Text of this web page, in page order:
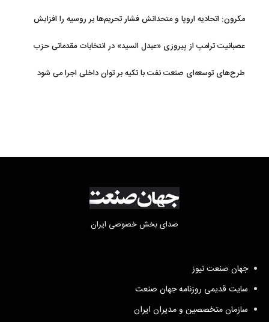
مکرون: اتحادیه اروپا و متحدانش فشار تحریم‌ها بر روسیه را افزایش
عصبانیت ترامپ از پیروزی «عبدل السید» در انتخابات مقدماتی حزب
طرح‌های توسعه‌ای صنعت نفت با تکیه بر توان داخلی اجرا می شود
صدای بخش خصوصی ایران
جهان صنعت نیوز
سایت قدیمی روزنامه جهان صنعت
سازمان متخصصین و مدیران ایران